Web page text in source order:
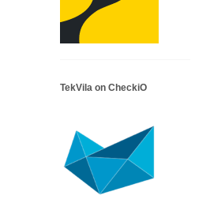
TekVila on CheckiO